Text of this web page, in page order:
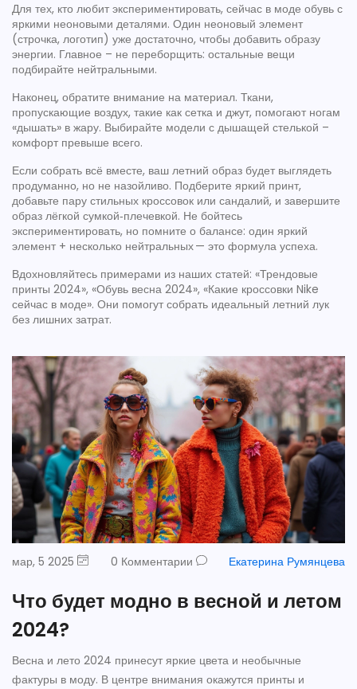
Для тех, кто любит экспериментировать, сейчас в моде обувь с
яркими неоновыми деталями. Один неоновый элемент
(строчка, логотип) уже достаточно, чтобы добавить образу
энергии. Главное – не переборщить: остальные вещи
подбирайте нейтральными.
Наконец, обратите внимание на материал. Ткани,
пропускающие воздух, такие как сетка и джут, помогают ногам
«дышать» в жару. Выбирайте модели с дышащей стелькой –
комфорт превыше всего.
Если собрать всё вместе, ваш летний образ будет выглядеть
продуманно, но не назойливо. Подберите яркий принт,
добавьте пару стильных кроссовок или сандалий, и завершите
образ лёгкой сумкой‑плечевкой. Не бойтесь
экспериментировать, но помните о балансе: один яркий
элемент + несколько нейтральных — это формула успеха.
Вдохновляйтесь примерами из наших статей: «Трендовые
принты 2024», «Обувь весна 2024», «Какие кроссовки Nike
сейчас в моде». Они помогут собрать идеальный летний лук
без лишних затрат.
мар, 5 2025 0 Комментарии Екатерина Румянцева
Что будет модно в весной и летом
2024?
Весна и лето 2024 принесут яркие цвета и необычные
фактуры в моду. В центре внимания окажутся принты и